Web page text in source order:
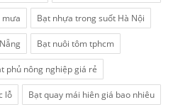
mưa Bạt nhựa trong suốt Hà Nội
Bạt nuôi tôm tphcm
phủ nông nghiệp giá rẻ
lỗ Bạt quay mái hiên giá bao nhiêu